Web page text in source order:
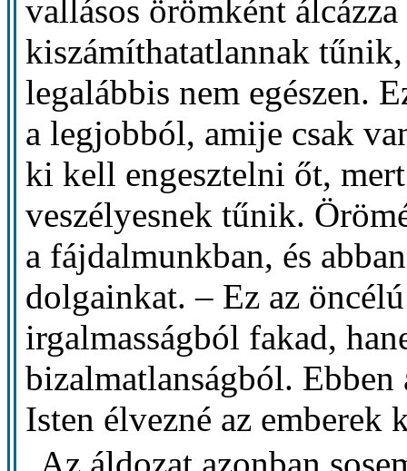
vallásos örömként
kiszámíthatatlannak
legalábbis nem egészen.
a legjobból, amije csak
ki kell engesztelni őt,
veszélyesnek tűnik.
a fájdalmunkban, és
dolgainkat. – Ez az
irgalmasságból fakad,
bizalmatlanságból.
Isten élvezné az emberek
Az áldozat azonban